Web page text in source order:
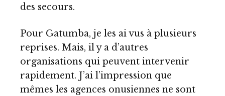
des secours.
Pour Gatumba, je les ai vus à plusieurs
reprises. Mais, il y a d’autres
organisations qui peuvent intervenir
rapidement. J’ai l’impression que
mêmes les agences onusiennes ne sont